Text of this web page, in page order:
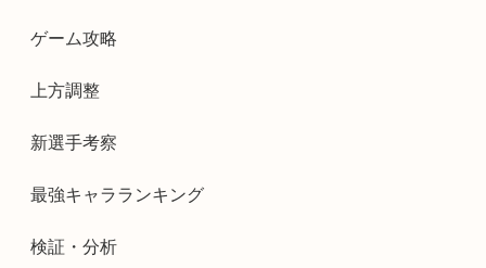
ゲーム攻略
上方調整
新選手考察
最強キャラランキング
検証・分析